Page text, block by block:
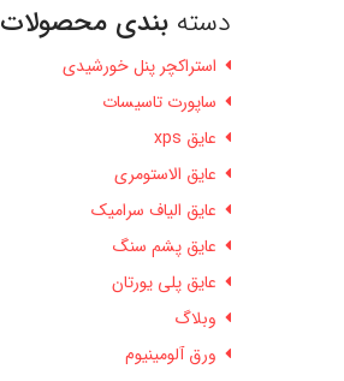
دسته بندی محصولات
استراکچر پنل خورشیدی
ساپورت تاسیسات
عایق xps
عایق الاستومری
عایق الیاف سرامیک
عایق پشم سنگ
عایق پلی یورتان
وبلاگ
ورق آلومینیوم